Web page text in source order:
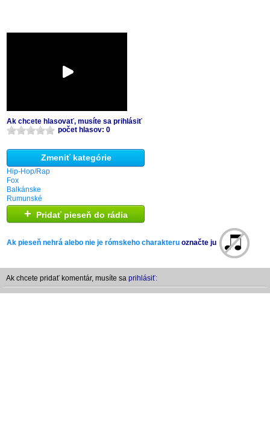
Ak chcete hlasovať, musíte sa prihlásiť
počet hlasov: 0
Zmeniť kategórie
Hip-Hop/Rap
Fox
Balkánske
Rumunské
+ Pridať pieseň do rádia
Ak pieseň nehrá alebo nie je rómskeho charakteru označte ju
Ak chcete pridať komentár, musíte sa prihlásiť: